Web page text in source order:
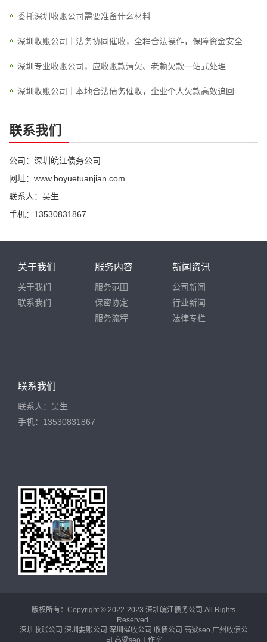
委托深圳收账公司需要准备什么材料
深圳收账公司｜法务协同催收，全程合法操作，保障资金安全
深圳专业收账公司，应收账款清欠、老赖欠款一站式处理
深圳收账公司｜本地合法债务催收，企业个人欠款高效追回
联系我们
公司：深圳皖江债务公司
网址：www.boyuetuanjian.com
联系人：吴生
手机：13530831867
关于我们
关于我们
联系我们
服务内容
服务范围
保密协定
服务流程
新闻资讯
公司新闻
行业新闻
法律专栏
联系我们
联系人：吴生
手机：13530831867
版权所有：Copyright © 2022-2023 深圳皖江债务公司 All Rights
Reserved.
深圳收账公司 深圳要账公司 深圳催收公司 收债公司 高粱seo 广州收债公
司 高粱seo工作室